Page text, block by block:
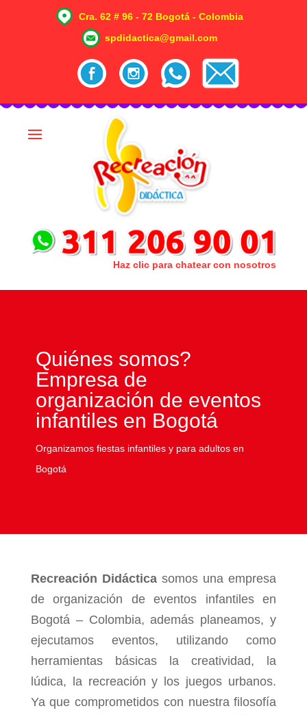
Cra. 62 # 96 - 72 Bogotá - Colombia
spdidactica@gmail.com
Haz clic para chatear con nosotros
Quiénes somos?
Empresa de
organización de eventos
infantiles en Bogotá
Organizamos fiestas infantiles y para adultos en
Bogotá
Recreación Didácticasomos una empresa
de organización de eventos infantiles en
Bogotá – Colombia, además planeamos, y
ejecutamos eventos, utilizando como
herramientas básicas la creatividad, la
lúdica, la recreación y los juegos urbanos.
Ya que comprometidos con nuestra filosofía